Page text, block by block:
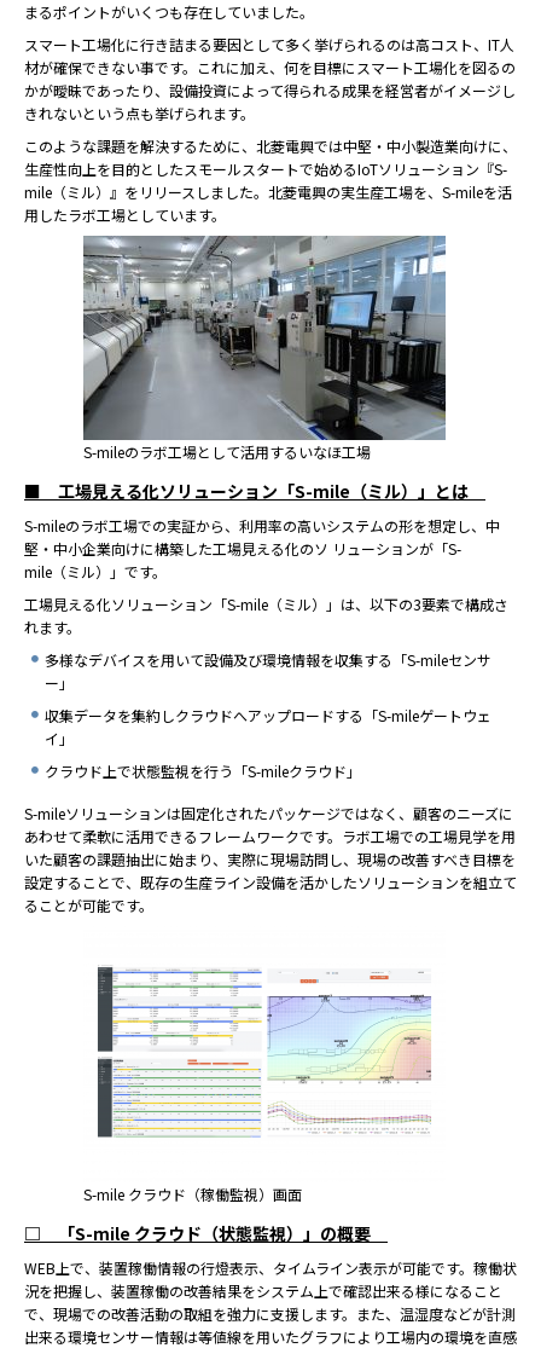
まるポイントがいくつも存在していました。
スマート⼯場化に⾏き詰まる要因として多く挙げられるのは⾼コスト、IT⼈
材が確保できない事です。これに加え、何を⽬標にスマート⼯場化を図るの
かが曖昧であったり、設備投資によって得られる成果を経営者がイメージし
きれないという点も挙げられます。
このような課題を解決するために、北菱電興では中堅・中⼩製造業向けに、
⽣産性向上を⽬的としたスモールスタートで始めるIoTソリューション『S-
mile（ミル）』をリリースしました。北菱電興の実⽣産⼯場を、S-mileを活
⽤したラボ⼯場としています。
S-mileのラボ工場として活用するいなほ工場
■ ⼯場⾒える化ソリューション「S-mile（ミル）」とは
S-mileのラボ⼯場での実証から、利⽤率の⾼いシステムの形を想定し、中
堅・中⼩企業向けに構築した⼯場⾒える化のソ リューションが「S-
mile（ミル）」です。
⼯場⾒える化ソリューション「S-mile（ミル）」は、以下の3要素で構成さ
れます。
多様なデバイスを⽤いて設備及び環境情報を収集する「S-mileセンサ
ー」
収集データを集約しクラウドへアップロードする「S-mileゲートウェ
イ」
クラウド上で状態監視を⾏う「S-mileクラウド」
S-mileソリューションは固定化されたパッケージではなく、顧客のニーズに
あわせて柔軟に活⽤できるフレームワークです。ラボ⼯場での⼯場⾒学を⽤
いた顧客の課題抽出に始まり、実際に現場訪問し、現場の改善すべき⽬標を
設定することで、既存の⽣産ライン設備を活かしたソリューションを組⽴て
ることが可能です。
S-mile クラウド（稼働監視）画⾯
□ 「S-mile クラウド（状態監視）」の概要
WEB上で、装置稼働情報の⾏燈表⽰、タイムライン表⽰が可能です。稼働状
況を把握し、装置稼働の改善結果をシステム上で確認出来る様になること
で、現場での改善活動の取組を強⼒に⽀援します。また、温湿度などが計測
出来る環境センサー情報は等値線を⽤いたグラフにより⼯場内の環境を直感